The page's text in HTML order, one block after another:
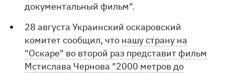
документальный фильм".
28 августа Украинский оскаровский
комитет сообщил, что нашу страну на
"Оскаре" во второй раз представит фильм
Мстислава Чернова "2000 метров до